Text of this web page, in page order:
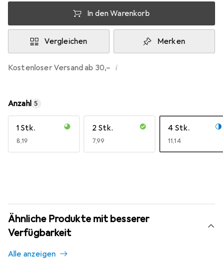
In den Warenkorb
Vergleichen Merken
Kostenloser Versand ab 30,– i
Anzahl 5
1 Stk.
EUR
8,19
2 Stk.
EUR
7,99
4 Stk.
EUR
11,14
Ähnliche Produkte mit besserer
Verfügbarkeit
Alle anzeigen